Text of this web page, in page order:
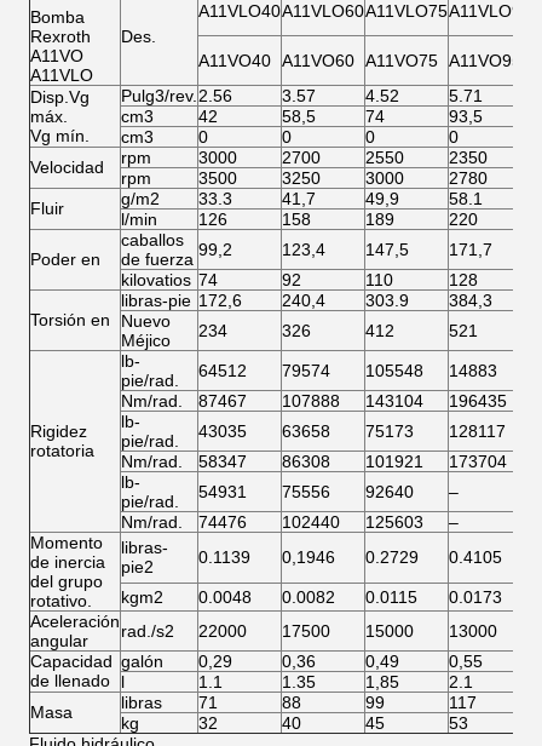
Bomba
Rexroth
A11VO
A11VLO
Des.
A11VLO40A11VLO60A11VLO75A11VLO95
A11VO40 A11VO60 A11VO75 A11VO95
Disp.Vg
máx.
Vg mín.
Pulg3/rev. 2.56 3.57 4.52 5.71
cm3
42 58,5 74 93,5
cm3
0 0 0 0
Velocidad
rpm 3000 2700 2550 2350
rpm
3500 3250 3000 2780
Fluir
g/m2 33.3 41,7 49,9 58.1
l/min
126 158 189 220
Poder en
caballos
de fuerza 99,2 123,4 147,5 171,7
kilovatios 74 92 110 128
Torsión en
libras-pie 172,6 240,4 303.9 384,3
Nuevo
Méjico
234 326 412 521
Rigidez
rotatoria
lb-
pie/rad.
64512 79574 105548 14883
Nm/rad.
87467 107888 143104 196435
lb-
pie/rad.
43035 63658 75173 128117
Nm/rad.
58347 86308 101921 173704
lb-
pie/rad.
54931 75556 92640 –
Nm/rad.
74476 102440 125603 –
Momento
de inercia
del grupo
rotativo.
libras-
pie2
0.1139 0,1946 0.2729 0.4105
kgm2 0.0048 0.0082 0.0115 0.0173
Aceleración
angular
rad./s2 22000 17500 15000 13000
Capacidad
de llenado
galón 0,29 0,36 0,49 0,55
l
1.1 1.35 1,85 2.1
Masa
libras 71 88 99 117
kg
32 40 45 53